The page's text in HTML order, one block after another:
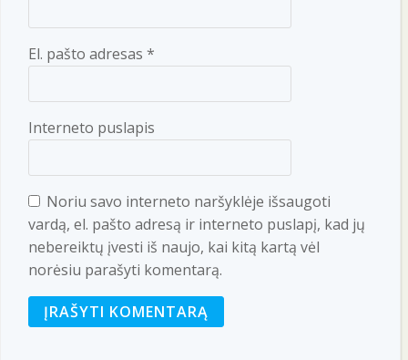
El. pašto adresas *
Interneto puslapis
Noriu savo interneto naršyklėje išsaugoti
vardą, el. pašto adresą ir interneto puslapį, kad jų
nebereiktų įvesti iš naujo, kai kitą kartą vėl
norėsiu parašyti komentarą.